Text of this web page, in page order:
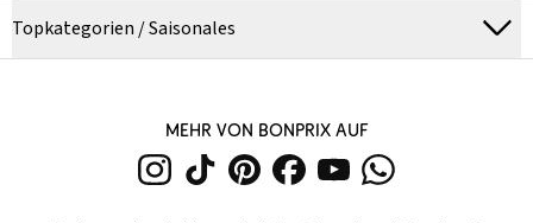
Topkategorien / Saisonales
MEHR VON BONPRIX AUF